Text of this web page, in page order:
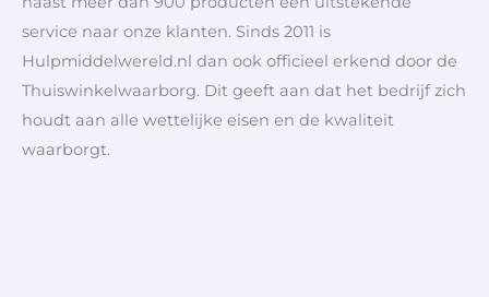
service naar onze klanten. Sinds 2011 is
Hulpmiddelwereld.nl dan ook officieel erkend door de
Thuiswinkelwaarborg. Dit geeft aan dat het bedrijf zich
houdt aan alle wettelijke eisen en de kwaliteit
waarborgt.